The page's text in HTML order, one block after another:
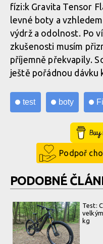
fízi:k Gravita Tensor Flat -
fízi:k Gravita Tensor Flat -
fízi:k Gravita Tensor Flat -
fízi:k Gravita Tensor Flat -
fízi:k Gravita Tensor Flat -
fízi:k Gravita Tensor Flat -
fízi:k Gravita Tensor Flat -
fízi:k Gravita Tensor
levné boty a
výdrž a odolnost. Po
zkušenosti musím
příjemně překvapily.
ještě pořádnou dávku
test boty
Podpoř
PODOBNÉ
Test:
kg